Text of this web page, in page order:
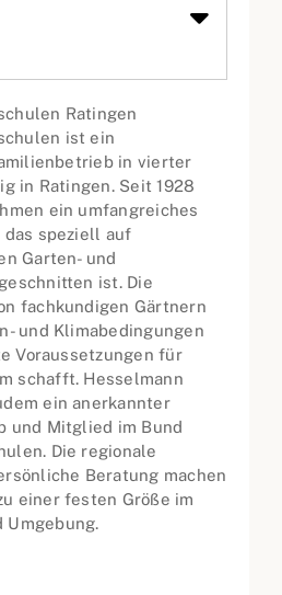
Ratingen
ist ein
in vierter
in Ratingen. Seit 1928
ein umfangreiches
speziell auf
Garten- und
ist. Die
fachkundigen Gärtnern
und Klimabedingungen
Voraussetzungen für
schafft. Hesselmann
ein anerkannter
und Mitglied im Bund
Die regionale
Beratung machen
einer festen Größe im
Umgebung.